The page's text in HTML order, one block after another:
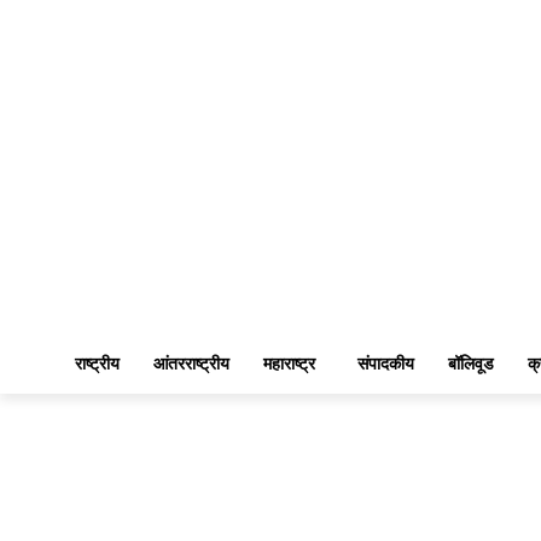
राष्ट्रीय आंतरराष्ट्रीय महाराष्ट्र संपादकीय बॉलिवूड